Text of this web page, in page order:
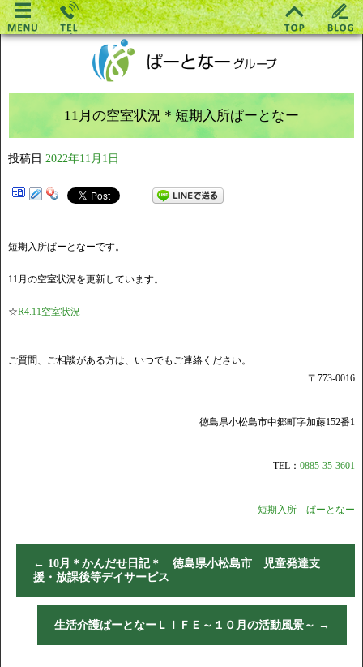
11月の空室状況＊短期入所ぱーとなー
投稿日 2022年11月1日
短期入所ぱーとなーです。
11月の空室状況を更新しています。
☆R4.11空室状況
ご質問、ご相談がある方は、いつでもご連絡ください。
〒773-0016
徳島県小松島市中郷町字加藤152番1
TEL： 0885-35-3601
短期入所 ぱーとなー
← 10月＊かんだせ日記＊ 徳島県小松島市 児童発達支
援・放課後等デイサービス
生活介護ぱーとなーＬＩＦＥ～１０月の活動風景～ →